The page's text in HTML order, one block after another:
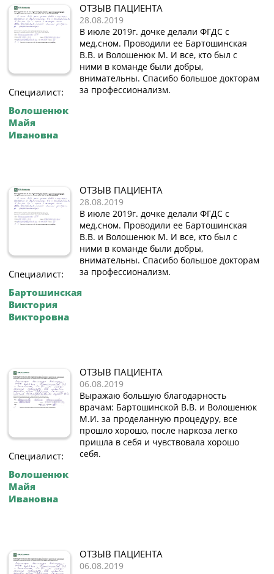
Специалист:
Волошенюк
Майя
Ивановна
ОТЗЫВ ПАЦИЕНТА
28.08.2019
В июле 2019г. дочке делали ФГДС с
мед.сном. Проводили ее Бартошинская
В.В. и Волошенюк М. И все, кто был с
ними в команде были добры,
внимательны. Спасибо большое докторам
за профессионализм.
Специалист:
Бартошинская
Виктория
Викторовна
ОТЗЫВ ПАЦИЕНТА
28.08.2019
В июле 2019г. дочке делали ФГДС с
мед.сном. Проводили ее Бартошинская
В.В. и Волошенюк М. И все, кто был с
ними в команде были добры,
внимательны. Спасибо большое докторам
за профессионализм.
Специалист:
Волошенюк
Майя
Ивановна
ОТЗЫВ ПАЦИЕНТА
06.08.2019
Выражаю большую благодарность
врачам: Бартошинской В.В. и Волошенюк
М.И. за проделанную процедуру, все
прошло хорошо, после наркоза легко
пришла в себя и чувствовала хорошо
себя.
ОТЗЫВ ПАЦИЕНТА
06.08.2019